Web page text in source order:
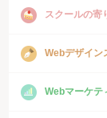
スクールの寄
Webデザイン
Webマーケテ